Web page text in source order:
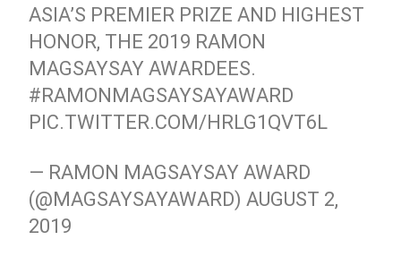
ASIA’S PREMIER PRIZE AND HIGHEST
HONOR, THE 2019 RAMON
MAGSAYSAY AWARDEES.
#RAMONMAGSAYSAYAWARD
PIC.TWITTER.COM/HRLG1QVT6L
— RAMON MAGSAYSAY AWARD
(@MAGSAYSAYAWARD) AUGUST 2,
2019